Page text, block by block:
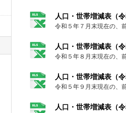
人口・世帯増減表（
令和５年７月末現在の、
人口・世帯増減表（
令和５年８月末現在の、
人口・世帯増減表（
令和５年９月末現在の、
人口・世帯増減表（